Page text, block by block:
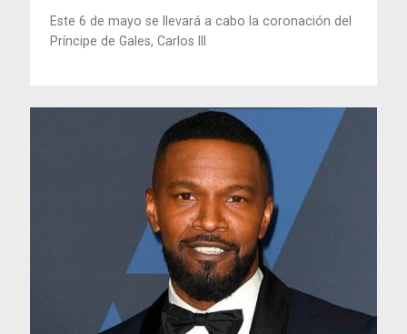
Este 6 de mayo se llevará a cabo la coronación del
Príncipe de Gales, Carlos III